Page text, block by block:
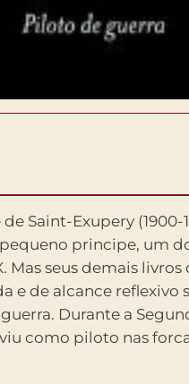
Saint-Exupery
principe, um
Mas seus demais
e de alcance reflexivo
Durante a
como piloto nas
foi designado
norte da Franca,
dessa expedicao,
guerra – o conflito
afirma o narrador -,